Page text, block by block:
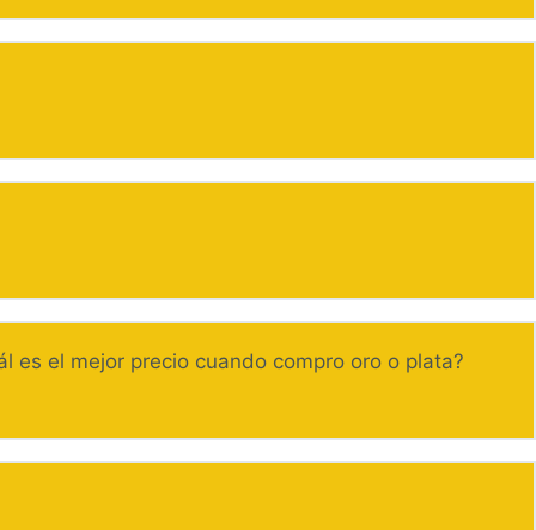
es el mejor precio cuando compro oro o plata?